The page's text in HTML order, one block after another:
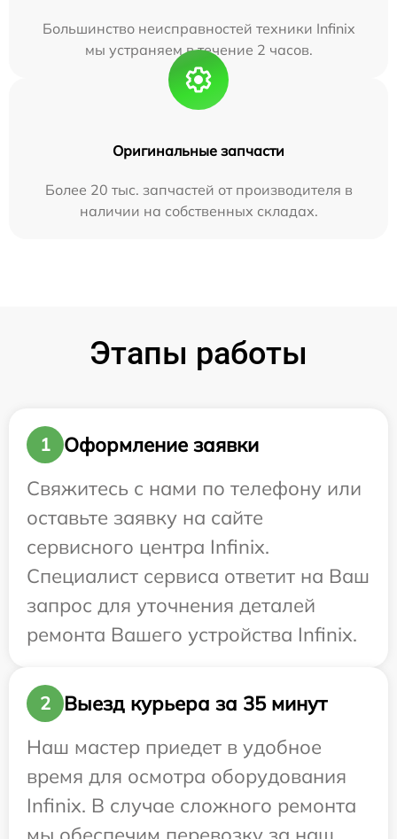
Большинство неисправностей техники Infinix
мы устраняем в течение 2 часов.
Оригинальные запчасти
Более 20 тыс. запчастей от производителя в
наличии на собственных складах.
Этапы работы
1
Оформление заявки
Свяжитесь с нами по телефону или
оставьте заявку на сайте
сервисного центра Infinix.
Специалист сервиса ответит на Ваш
запрос для уточнения деталей
ремонта Вашего устройства Infinix.
2
Выезд курьера за 35 минут
Наш мастер приедет в удобное
время для осмотра оборудования
Infinix. В случае сложного ремонта